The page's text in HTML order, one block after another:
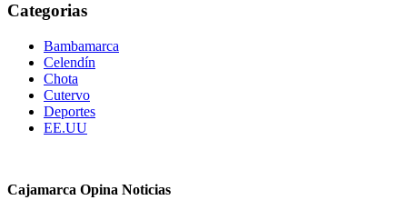
Categorias
Bambamarca
Celendín
Chota
Cutervo
Deportes
EE.UU
Cajamarca Opina Noticias